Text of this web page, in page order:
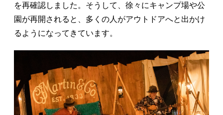
を再確認しました。そうして、徐々にキャンプ場や公
園が再開されると、多くの人がアウトドアへと出かけ
るようになってきています。